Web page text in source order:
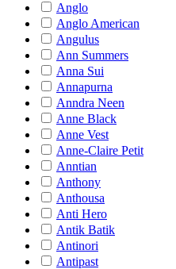
Anglo
Anglo American
Angulus
Ann Summers
Anna Sui
Annapurna
Anndra Neen
Anne Black
Anne Vest
Anne-Claire Petit
Anntian
Anthony
Anthousa
Anti Hero
Antik Batik
Antinori
Antipast